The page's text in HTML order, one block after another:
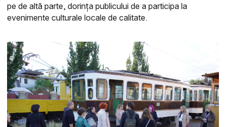
pe de altă parte, dorința publicului de a participa la
evenimente culturale locale de calitate.